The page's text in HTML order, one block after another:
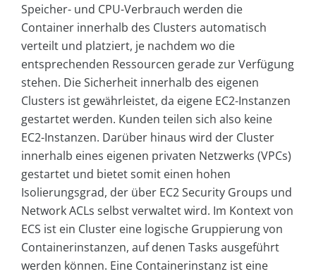
Speicher- und CPU-Verbrauch werden die
Container innerhalb des Clusters automatisch
verteilt und platziert, je nachdem wo die
entsprechenden Ressourcen gerade zur Verfügung
stehen. Die Sicherheit innerhalb des eigenen
Clusters ist gewährleistet, da eigene EC2-Instanzen
gestartet werden. Kunden teilen sich also keine
EC2-Instanzen. Darüber hinaus wird der Cluster
innerhalb eines eigenen privaten Netzwerks (VPCs)
gestartet und bietet somit einen hohen
Isolierungsgrad, der über EC2 Security Groups und
Network ACLs selbst verwaltet wird. Im Kontext von
ECS ist ein Cluster eine logische Gruppierung von
Containerinstanzen, auf denen Tasks ausgeführt
werden können. Eine Containerinstanz ist eine